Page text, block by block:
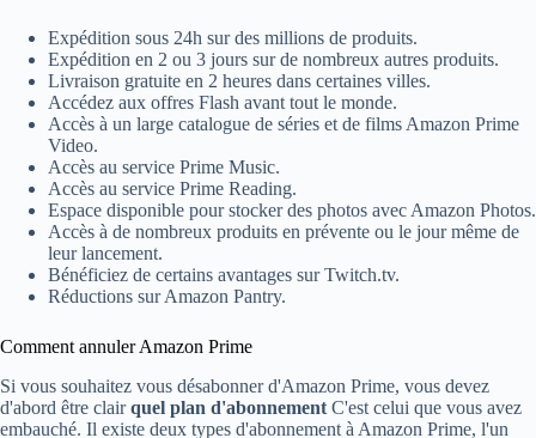
Expédition sous 24h sur des millions de produits.
Expédition en 2 ou 3 jours sur de nombreux autres produits.
Livraison gratuite en 2 heures dans certaines villes.
Accédez aux offres Flash avant tout le monde.
Accès à un large catalogue de séries et de films Amazon Prime
Video.
Accès au service Prime Music.
Accès au service Prime Reading.
Espace disponible pour stocker des photos avec Amazon Photos.
Accès à de nombreux produits en prévente ou le jour même de
leur lancement.
Bénéficiez de certains avantages sur Twitch.tv.
Réductions sur Amazon Pantry.
Comment annuler Amazon Prime
Si vous souhaitez vous désabonner d'Amazon Prime, vous devez
d'abord être clairquel plan d'abonnement C'est celui que vous avez
embauché. Il existe deux types d'abonnement à Amazon Prime, l'un